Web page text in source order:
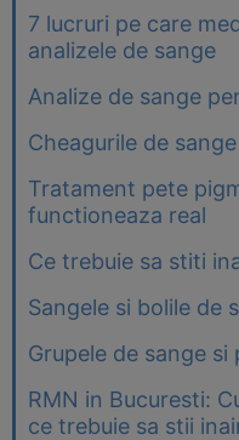
7 lucruri pe care
analizele de sange
Analize de sange
Cheagurile de sange
Tratament pete
functioneaza real
Ce trebuie sa stiti
Sangele si bolile de
Grupele de sange
RMN in Bucuresti:
ce trebuie sa stii